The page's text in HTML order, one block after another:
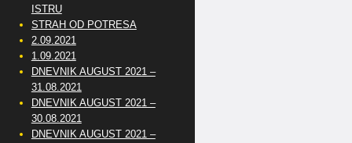
ISTRU
STRAH OD POTRESA
2.09.2021
1.09.2021
DNEVNIK AUGUST 2021 –
31.08.2021
DNEVNIK AUGUST 2021 –
30.08.2021
DNEVNIK AUGUST 2021 –